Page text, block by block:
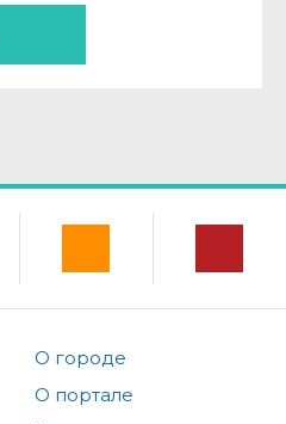
О городе
О портале